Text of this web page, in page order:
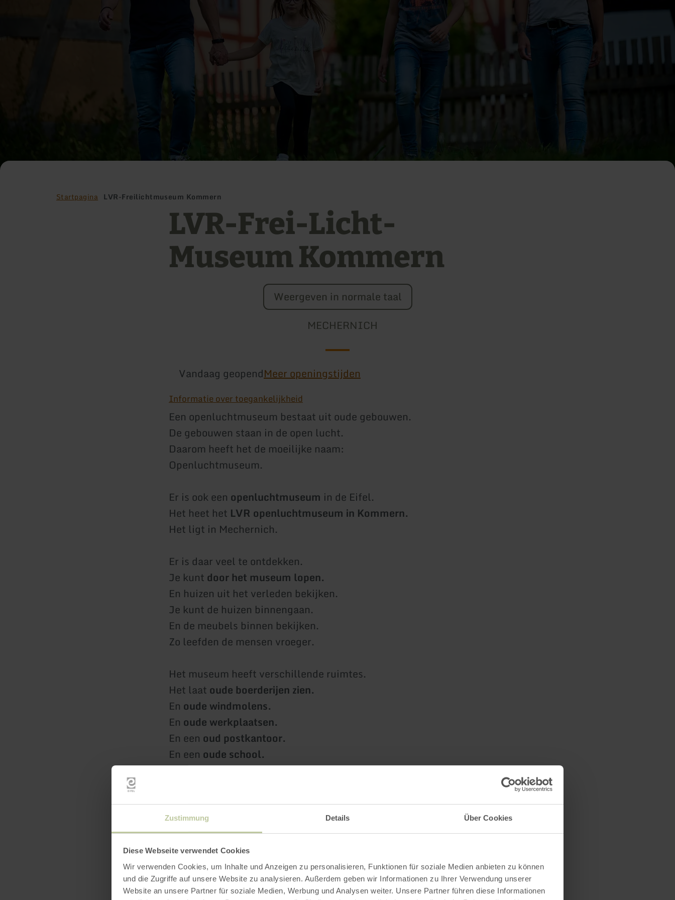
Zustimmung Details Über Cookies
Diese Webseite verwendet Cookies
Wir verwenden Cookies, um Inhalte und Anzeigen zu personalisieren, Funktionen für soziale Medien anbieten zu können
und die Zugriffe auf unsere Website zu analysieren. Außerdem geben wir Informationen zu Ihrer Verwendung unserer
Website an unsere Partner für soziale Medien, Werbung und Analysen weiter. Unsere Partner führen diese Informationen
Startpagina LVR-Freilichtmuseum Kommern
LVR-Frei-Licht-
Museum Kommern
Weergeven in normale taal
MECHERNICH
Vandaag geopendMeer openingstijden
Informatie over toegankelijkheid
Een openluchtmuseum bestaat uit oude gebouwen.
De gebouwen staan in de open lucht.
Daarom heeft het de moeilijke naam:
Openluchtmuseum.
Er is ook een openluchtmuseum in de Eifel.
Het heet het LVR openluchtmuseum in Kommern.
Het ligt in Mechernich.
Er is daar veel te ontdekken.
Je kunt door het museum lopen.
En huizen uit het verleden bekijken.
Je kunt de huizen binnengaan.
En de meubels binnen bekijken.
Zo leefden de mensen vroeger.
Het museum heeft verschillende ruimtes.
Het laat oude boerderijen zien.
En oude windmolens.
En oude werkplaatsen.
En een oud postkantoor.
En een oude school.
Mensen spelen de mensen van vroeger.
Dat heet toneelspelen.
Ze spelen voor je:
Hoe mensen vroeger werkten.
En hoe mensen vroeger kookten.